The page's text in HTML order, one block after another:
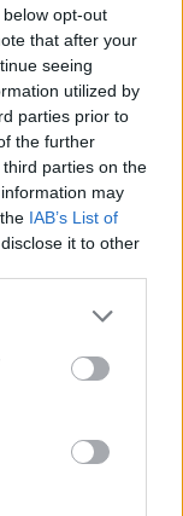
opt-out
that after your
seeing
utilized by
parties prior to
the further
parties on the
may
IAB’s List of
it to other
or more Google
may click to
party tags to
in below Google
az